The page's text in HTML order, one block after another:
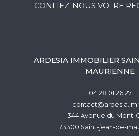
CONFIEZ-NOUS VOTRE
ARDESIA IMMOBILIER
MAURIENNE
04 28 01 26 27
344 Avenue du Mont-
73300
saint-jean-de-